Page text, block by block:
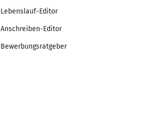
Lebenslauf-Editor
Anschreiben-Editor
Bewerbungsratgeber